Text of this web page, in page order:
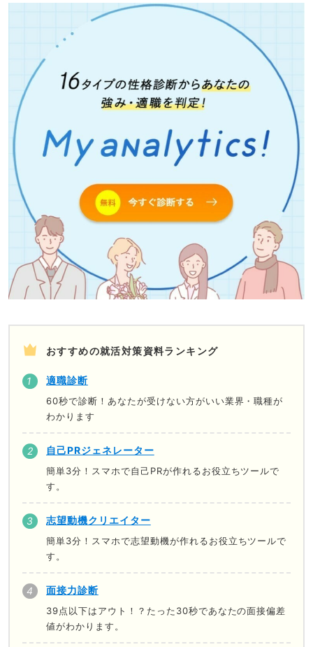
おすすめの就活対策資料ランキング
適職診断
60秒で診断！あなたが受けない方がいい業界・職種が
わかります
自己PRジェネレーター
簡単3分！スマホで自己PRが作れるお役立ちツールで
す。
志望動機クリエイター
簡単3分！スマホで志望動機が作れるお役立ちツールで
す。
面接力診断
39点以下はアウト！？たった30秒であなたの面接偏差
値がわかります。